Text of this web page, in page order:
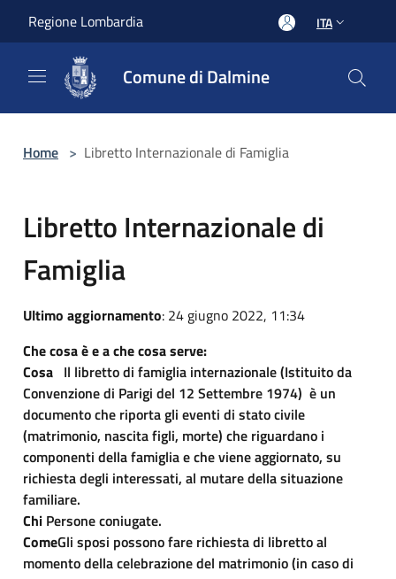
Regione Lombardia ITA
Comune di Dalmine
Home > Libretto Internazionale di Famiglia
Libretto Internazionale di
Famiglia
Ultimo aggiornamento: 24 giugno 2022, 11:34
Che cosa è e a che cosa serve:
Cosa Il libretto di famiglia internazionale (Istituito da
Convenzione di Parigi del 12 Settembre 1974) è un
documento che riporta gli eventi di stato civile
(matrimonio, nascita figli, morte) che riguardano i
componenti della famiglia e che viene aggiornato, su
richiesta degli interessati, al mutare della situazione
familiare.
Chi Persone coniugate.
ComeGli sposi possono fare richiesta di libretto al
momento della celebrazione del matrimonio (in caso di